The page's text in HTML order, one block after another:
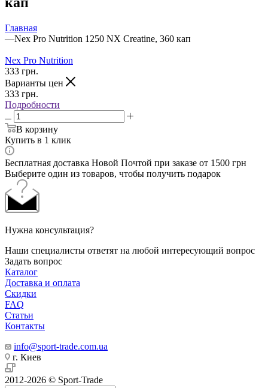
Главная
—Nex Pro Nutrition 1250 NX Creatine, 360 кап
Nex Pro Nutrition
333 грн.
Варианты цен
333 грн.
Подробности
В корзину
Купить в 1 клик
Бесплатная доставка Новой Почтой при заказе от 1500 грн
Выберите один из товаров, чтобы получить подарок
Нужна консультация?
Наши специалисты ответят на любой интересующий вопрос
Задать вопрос
Каталог
Доставка и оплата
Скидки
FAQ
Статьи
Контакты
info@sport-trade.com.ua
г. Киев
2012-2026 © Sport-Trade